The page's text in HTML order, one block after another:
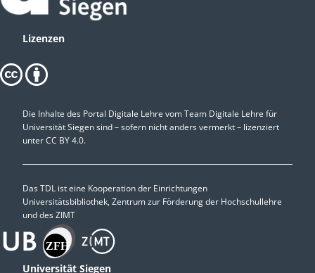
Lizenzen
Die Inhalte des Portal Digitale Lehre vom Team Digitale Lehre für
Universität Siegen sind – sofern nicht anders vermerkt – lizenziert
unterCC BY 4.0.
Das TDL ist eine Kooperation der Einrichtungen
Universitätsbibliothek, Zentrum zur Förderung der Hochschullehre
und des ZIMT
Universität Siegen